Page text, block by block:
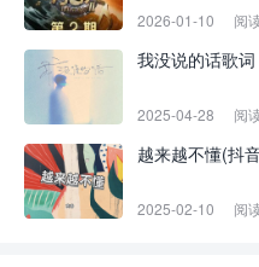
2026-01-10 阅
我没说的话歌
2025-04-28 阅
越来越不懂(抖
2025-02-10 阅